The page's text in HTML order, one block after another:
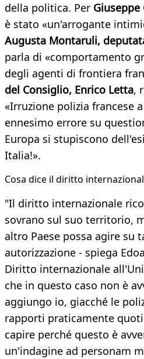
della politica. Per Giuseppe
è stato «un'arrogante
Augusta Montaruli,
parla di «comportamento
degli agenti di frontiera
del Consiglio, Enrico Letta,
«Irruzione polizia francese
ennesimo errore su
Europa si stupiscono
Italia!».
Cosa dice il diritto
"Il diritto internazionale
sovrano sul suo territorio,
altro Paese possa agire su
autorizzazione - spiega
Diritto internazionale
che in questo caso non è
aggiungo io, giacché le
rapporti praticamente
capire perché questo è
un'indagine ad personam